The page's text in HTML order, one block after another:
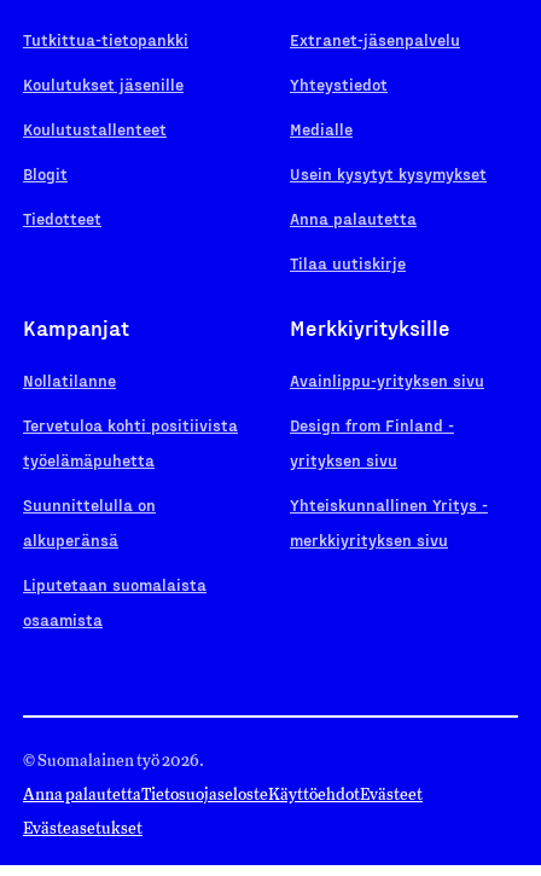
Tutkittua-tietopankki
Koulutukset jäsenille
Koulutustallenteet
Blogit
Tiedotteet
Extranet-jäsenpalvelu
Yhteystiedot
Medialle
Usein kysytyt kysymykset
Anna palautetta
Tilaa uutiskirje
Kampanjat
Nollatilanne
Tervetuloa kohti positiivista
työelämäpuhetta
Suunnittelulla on
alkuperänsä
Liputetaan suomalaista
osaamista
Merkkiyrityksille
Avainlippu-yrityksen sivu
Design from Finland -
yrityksen sivu
Yhteiskunnallinen Yritys -
merkkiyrityksen sivu
© Suomalainen työ 2026.
Anna palautettaTietosuojaselosteKäyttöehdotEvästeet
Evästeasetukset